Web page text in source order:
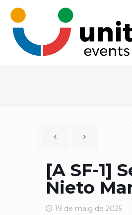
[A SF-1]
Nieto
19 de maig de 2025